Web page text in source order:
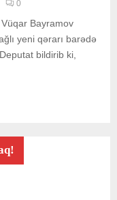
0
Bayramov
yeni qərarı barədə
bildirib ki,